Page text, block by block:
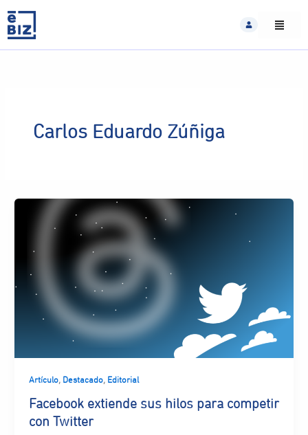
content
Carlos Eduardo Zúñiga
Artículo, Destacado, Editorial
Facebook extiende sus hilos para competir
con Twitter